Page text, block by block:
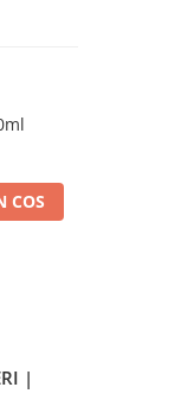
COS
|